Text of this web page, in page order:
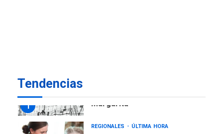
Tendencias
1
Margarita
REGIONALES ÚLTIMA HORA